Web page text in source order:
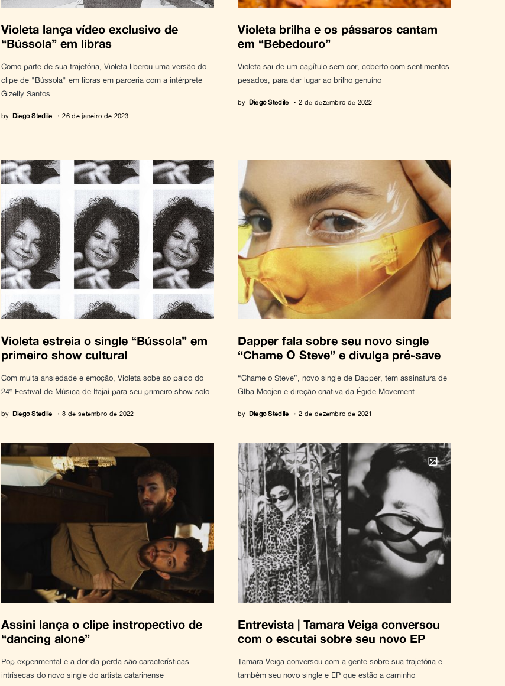
Violeta lança vídeo exclusivo de
“Bússola” em libras
Como parte de sua trajetória, Violeta liberou uma versão do
clipe de "Bússola" em libras em parceria com a intérprete
Gizelly Santos
by Diego Stedile 26 de janeiro de 2023
Violeta brilha e os pássaros cantam
em “Bebedouro”
Violeta sai de um capítulo sem cor, coberto com sentimentos
pesados, para dar lugar ao brilho genuíno
by Diego Stedile 2 de dezembro de 2022
Violeta estreia o single “Bússola” em
primeiro show cultural
Com muita ansiedade e emoção, Violeta sobe ao palco do
24º Festival de Música de Itajaí para seu primeiro show solo
by Diego Stedile 8 de setembro de 2022
Dapper fala sobre seu novo single
“Chame O Steve” e divulga pré-save
“Chame o Steve”, novo single de Dapper, tem assinatura de
GIba Moojen e direção criativa da Égide Movement
by Diego Stedile 2 de dezembro de 2021
Assini lança o clipe instropectivo de
“dancing alone”
Pop experimental e a dor da perda são características
intrísecas do novo single do artista catarinense
Entrevista | Tamara Veiga conversou
com o escutai sobre seu novo EP
Tamara Veiga conversou com a gente sobre sua trajetória e
também seu novo single e EP que estão a caminho